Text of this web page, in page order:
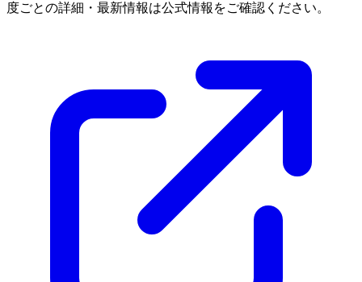
度ごとの詳細・最新情報は公式情報をご確認ください。